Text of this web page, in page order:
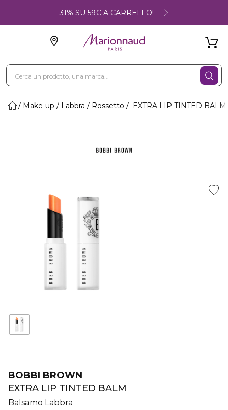
-31% SU 59€ A CARRELLO!
Make-up Labbra Rossetto EXTRA LIP TINTED
BOBBI BROWN
EXTRA LIP TINTED BALM
Balsamo Labbra